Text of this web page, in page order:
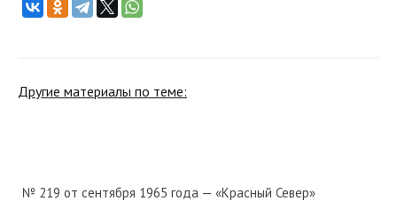
Другие материалы по теме:
№ 219 от сентября 1965 года — «Красный Север»